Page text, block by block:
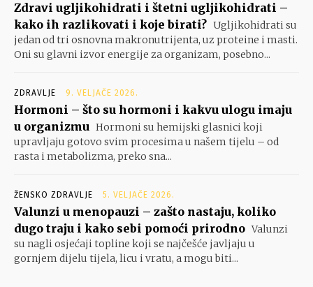
Zdravi ugljikohidrati i štetni ugljikohidrati –
kako ih razlikovati i koje birati? Ugljikohidrati su
jedan od tri osnovna makronutrijenta, uz proteine i masti.
Oni su glavni izvor energije za organizam, posebno...
ZDRAVLJE 9. VELJAČE 2026.
Hormoni – što su hormoni i kakvu ulogu imaju
u organizmu Hormoni su hemijski glasnici koji
upravljaju gotovo svim procesima u našem tijelu – od
rasta i metabolizma, preko sna...
ŽENSKO ZDRAVLJE 5. VELJAČE 2026.
Valunzi u menopauzi – zašto nastaju, koliko
dugo traju i kako sebi pomoći prirodno Valunzi
su nagli osjećaji topline koji se najčešće javljaju u
gornjem dijelu tijela, licu i vratu, a mogu biti...